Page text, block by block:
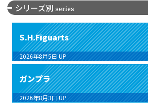
シリーズ別 series
S.H.Figuarts
2026年8月5日 UP
ガンプラ
2026年8月3日 UP